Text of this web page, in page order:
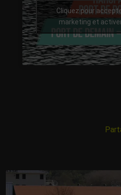
Cliquez pour
marketing et